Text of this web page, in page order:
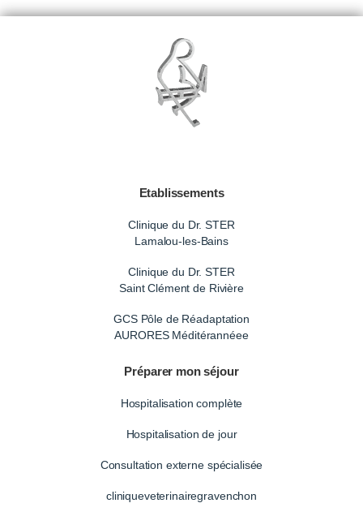
Etablissements
Clinique du Dr. STER
Lamalou-les-Bains
Clinique du Dr. STER
Saint Clément de Rivière
GCS Pôle de Réadaptation
AURORES Méditérannéee
Préparer mon séjour
Hospitalisation complète
Hospitalisation de jour
Consultation externe spécialisée
cliniqueveterinairegravenchon